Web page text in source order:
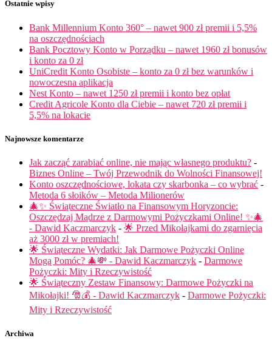
Ostatnie wpisy
Bank Millennium Konto 360° – nawet 900 zł premii i 5,5%
na oszczędnościach
Bank Pocztowy Konto w Porządku – nawet 1960 zł bonusów
i konto za 0 zł
UniCredit Konto Osobiste – konto za 0 zł bez warunków i
nowoczesna aplikacja
Nest Konto – nawet 1250 zł premii i konto bez opłat
Credit Agricole Konto dla Ciebie – nawet 720 zł premii i
5,5% na lokacie
Najnowsze komentarze
Jak zacząć zarabiać online, nie mając własnego produktu? -
Biznes Online – Twój Przewodnik do Wolności Finansowej!
Konto oszczędnościowe, lokata czy skarbonka – co wybrać -
Metoda 6 słoików – Metoda Milionerów
🎄✨ Świąteczne Światło na Finansowym Horyzoncie:
Oszczędzaj Mądrze z Darmowymi Pożyczkami Online! ✨🎄
- Dawid Kaczmarczyk - 🌟 Przed Mikołajkami do zgarnięcia
aż 3000 zł w premiach!
🌟 Świąteczne Wydatki: Jak Darmowe Pożyczki Online
Mogą Pomóc? 🎄💸 - Dawid Kaczmarczyk - Darmowe
Pożyczki: Mity i Rzeczywistość
🌟 Świąteczny Zestaw Finansowy: Darmowe Pożyczki na
Mikołajki! 🎅💰 - Dawid Kaczmarczyk - Darmowe Pożyczki:
Mity i Rzeczywistość
Archiwa